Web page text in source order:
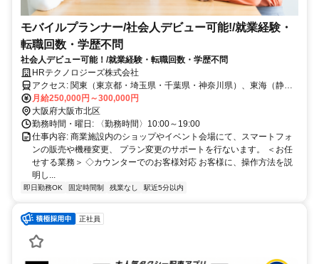
モバイルプランナー/社会人デビュー可能!/就業経験・
転職回数・学歴不問
社会人デビュー可能！/就業経験・転職回数・学歴不問
HRテクノロジーズ株式会社
アクセス: 関東（東京都・埼玉県・千葉県・神奈川県）、東海（静岡
県）、関西（大阪府・兵庫県・京都府）のいずれかのキャリアの店
舗・イベント会場
月給250,000円～300,000円
大阪府大阪市北区
勤務時間・曜日: 〈勤務時間〉10:00～19:00
仕事内容: 商業施設内のショップやイベント会場にて、スマートフォ
ンの販売や機種変更、 プラン変更のサポートを行ないます。 ＜お任
せする業務＞ ◇カウンターでのお客様対応 お客様に、操作方法を説
明し...
即日勤務OK 固定時間制 残業なし 駅近5分以内
正社員